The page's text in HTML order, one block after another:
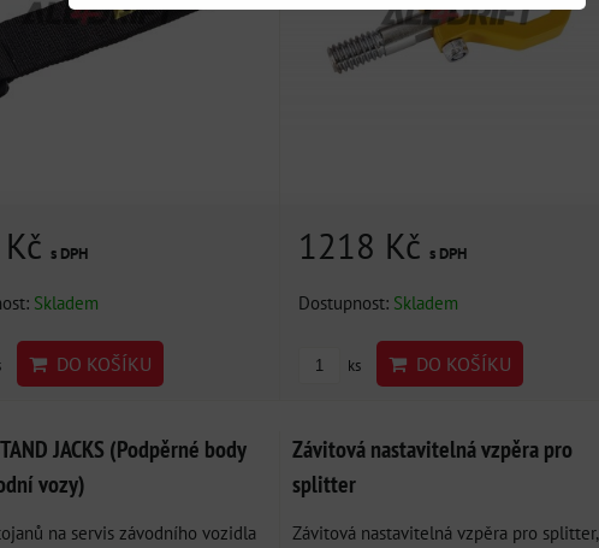
s DPH
Skladem
DO KOŠÍKU
1218 Kč s DPH
Dostupnost: Skladem
ks DO KOŠÍKU
JACKS (Podpěrné body
vozy)
na servis závodního vozidla
Závitová nastavitelná vzpěra pro
splitter
Závitová nastavitelná vzpěra pro splitter,